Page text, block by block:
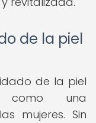
de la piel
de la piel
como una
mujeres. Sin